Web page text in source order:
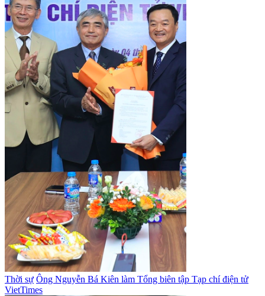
Thời sự Ông Nguyễn Bá Kiên làm Tổng biên tập Tạp chí điện tử
VietTimes